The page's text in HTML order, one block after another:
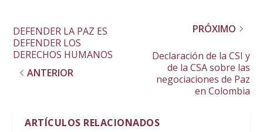
DEFENDER LA PAZ ES
DEFENDER LOS
DERECHOS HUMANOS
ANTERIOR
PRÓXIMO
Declaración de la CSI y
de la CSA sobre las
negociaciones de Paz
en Colombia
ARTÍCULOS RELACIONADOS